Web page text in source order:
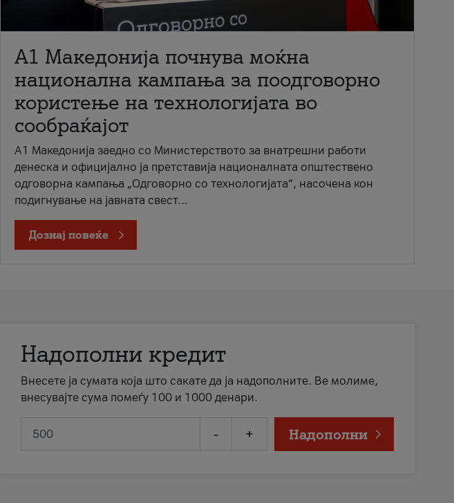
A1 Македонија почнува моќна
национална кампања за поодговорно
користење на технологијата во
сообраќајот
A1 Македонија заедно со Министерството за внатрешни работи
денеска и официјално ја претставија националната општествено
одговорна кампања „Одговорно со технологијата“, насочена кон
подигнување на јавната свест...
Дознај повеќе
Надополни кредит
Внесете ја сумата која што сакате да ја надополните. Ве молиме,
внесувајте сума помеѓу 100 и 1000 денари.
- + Надополни